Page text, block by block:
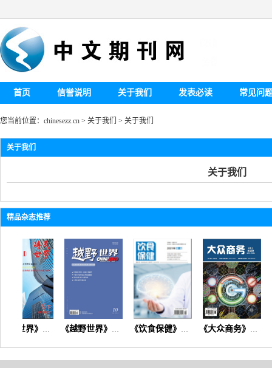
首页 信誉说明 关于我们 发表必读 常见问
您当前位置： chinesezz.cn > 关于我们 > 关于我们
关于我们
关于我们
精品杂志推荐
《砖瓦世界》杂志【首页】 《越野世界》杂志首页 《饮食保健》杂志【首页】 《大众商务》杂志【首页】